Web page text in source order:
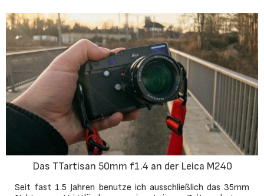
Das TTartisan 50mm f1.4 an der Leica M240
Seit fast 1.5 Jahren benutze ich ausschließlich das 35mm